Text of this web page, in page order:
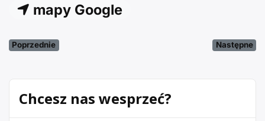
mapy Google
Poprzednie Następne
Chcesz nas wesprzeć?